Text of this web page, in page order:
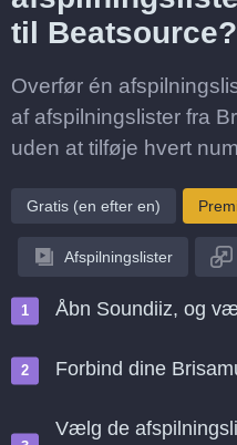
til Beatsource?
Overfør én
af afspilningslister fra
uden at tilføje hvert
Gratis (en efter en)
Afspilningslister
Åbn Soundiiz, og
Forbind dine
Vælg de